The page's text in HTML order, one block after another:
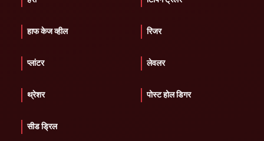
हाफ केज व्हील रिजर
प्लांटर लेवलर
थ्रेशर पोस्ट होल डिगर
सीड ड्रिल